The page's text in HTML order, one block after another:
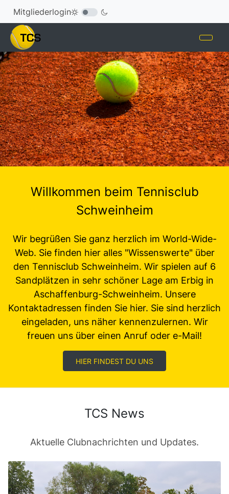
Mitgliederlogin
Willkommen beim Tennisclub
Schweinheim
Wir begrüßen Sie ganz herzlich im World-Wide-
Web. Sie finden hier alles "Wissenswerte" über
den Tennisclub Schweinheim. Wir spielen auf 6
Sandplätzen in sehr schöner Lage am Erbig in
Aschaffenburg-Schweinheim. Unsere
Kontaktadressen finden Sie hier. Sie sind herzlich
eingeladen, uns näher kennenzulernen. Wir
freuen uns über einen Anruf oder e-Mail!
HIER FINDEST DU UNS
TCS News
Aktuelle Clubnachrichten und Updates.